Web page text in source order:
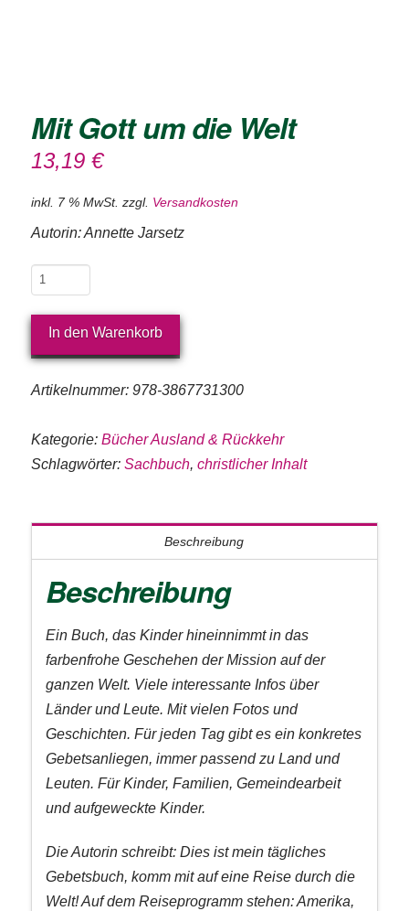
Mit Gott um die Welt
13,19 €
inkl. 7 % MwSt. zzgl. Versandkosten
Autorin: Annette Jarsetz
Mit
Gott
um
Menge
In den Warenkorb
Artikelnummer: 978-3867731300
Kategorie: Bücher Ausland & Rückkehr
Schlagwörter: Sachbuch, christlicher Inhalt
Beschreibung
Beschreibung
Ein Buch, das Kinder hin­­­einnimmt in das
farbenfrohe Geschehen der Mission auf der
ganzen Welt. Viele interessante Infos über
Länder und Leute. Mit vielen Fotos und
Geschichten. Für jeden Tag gibt es ein konkretes
Gebetsanliegen, immer passend zu Land und
Leuten. Für Kinder, Familien, Gemeindearbeit
und aufgeweckte Kinder.
Die Autorin schreibt: Dies ist mein tägliches
Gebetsbuch, komm mit auf eine Reise durch die
Welt! Auf dem Reiseprogramm stehen: Amerika,
Bitte akzeptieren Sie
unsere
Datenschutzerklärung.
Bitte akzeptieren Sie
Bitte lasse dieses Feld leer.
Bitte akzeptieren Sie
Datenschutzerklärung.